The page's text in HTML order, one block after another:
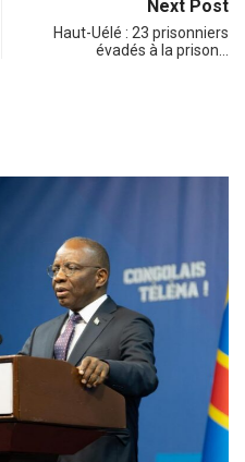
Next Post
Haut-Uélé : 23 prisonniers
évadés à la prison…